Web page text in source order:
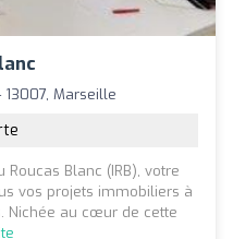
Marseille
Blanc (IRB), votre
vos projets immobiliers à
Nichée au cœur de cette